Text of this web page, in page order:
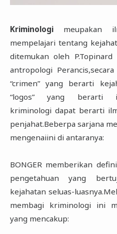
Kriminologimeupakan
mempelajari tentang
ditemukan oleh
antropologi
“crimen” yang berarti
“logos” yang berarti
kriminologi dapat berarti
penjahat.Beberpa sarjana
mengenaiini di antaranya:
BONGER memberikan
pengetahuan yang
kejahatan seluas-
membagi kriminologi ini
yang mencakup: